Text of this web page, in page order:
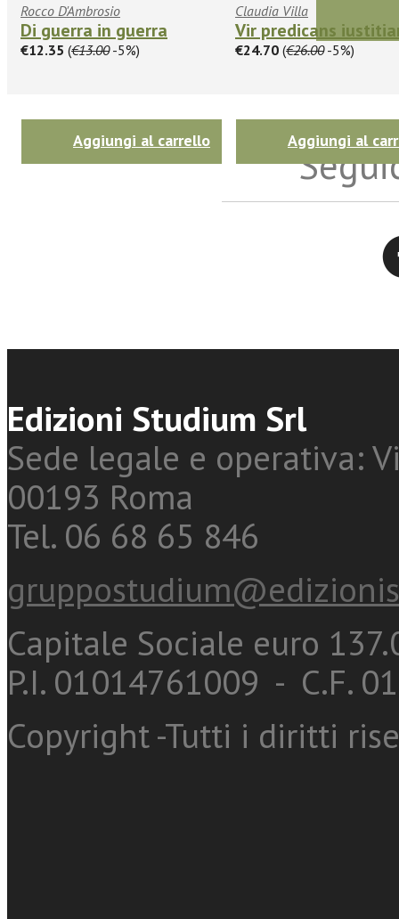
Rocco D'Ambrosio
Di guerra in guerra
€12.35 (€13.00-5%)
Aggiungi al carrello
Claudia Villa
Vir predicans
€24.70 (€26.00-5%)
Aggiungi al
Edizioni Studium Srl
Sede legale e operativa:
00193 Roma
Tel. 06 68 65 846
Capitale Sociale euro
P.I. 01014761009 - C.F.
Copyright -Tutti i diritti